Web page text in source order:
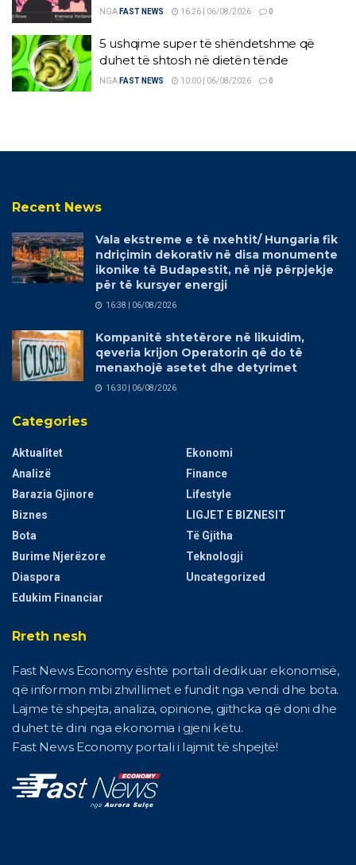
NGA FAST NEWS 16:26 | 06/08/2026 0
5 ushqime super të shëndetshme që
duhet të shtosh në dietën tënde
NGA FAST NEWS 10:00 | 06/08/2026 0
Recent News
Vala ekstreme e të nxehtit/ Hungaria fik
ndriçimin dekorativ në disa monumente
ikonike të Budapestit, në një përpjekje
për të kursyer energji
16:38 | 06/08/2026
Kompanitë shtetërore në likuidim,
qeveria krijon Operatorin që do të
menaxhojë asetet dhe detyrimet
16:30 | 06/08/2026
Categories
Aktualitet
Analizë
Barazia Gjinore
Biznes
Bota
Burime Njerëzore
Diaspora
Edukim Financiar
Ekonomi
Finance
Lifestyle
LIGJET E BIZNESIT
Të Gjitha
Teknologji
Uncategorized
Rreth nesh
Fast News Economy është portali dedikuar ekonomisë,
që informon mbi zhvillimet e fundit nga vendi dhe bota.
Lajme të shpejta, analiza, opinione, gjithcka që doni dhe
duhet të dini nga ekonomia i gjeni këtu.
Fast News Economy portali i lajmit të shpejtë!